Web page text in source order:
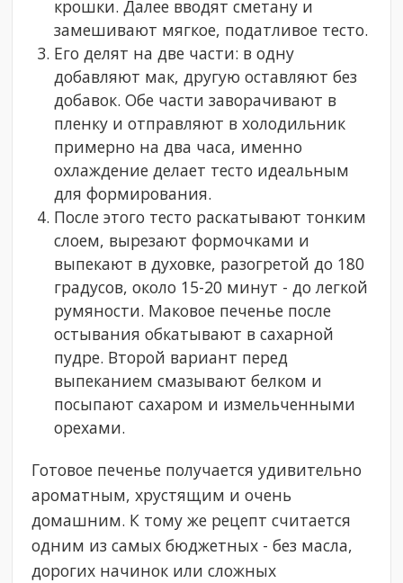
крошки. Далее вводят сметану и
замешивают мягкое, податливое тесто.
Его делят на две части: в одну
добавляют мак, другую оставляют без
добавок. Обе части заворачивают в
пленку и отправляют в холодильник
примерно на два часа, именно
охлаждение делает тесто идеальным
для формирования.
После этого тесто раскатывают тонким
слоем, вырезают формочками и
выпекают в духовке, разогретой до 180
градусов, около 15-20 минут - до легкой
румяности. Маковое печенье после
остывания обкатывают в сахарной
пудре. Второй вариант перед
выпеканием смазывают белком и
посыпают сахаром и измельченными
орехами.
Готовое печенье получается удивительно
ароматным, хрустящим и очень
домашним. К тому же рецепт считается
одним из самых бюджетных - без масла,
дорогих начинок или сложных